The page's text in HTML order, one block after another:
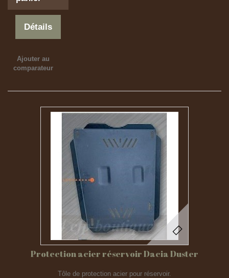
Détails
Ajouter au
comparateur
Protection acier réservoir Dacia Duster
Tôle de protection acier pour réservoir.